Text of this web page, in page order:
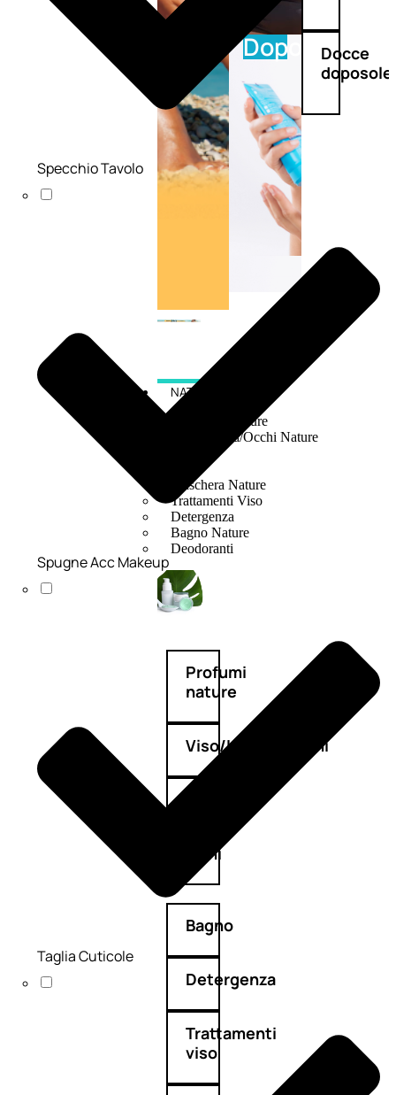
Doposole
Docce
doposole
NATURALI
Fragranze Nature
Viso/Labbra/Occhi Nature
Maschera Nature
Trattamenti Viso
Detergenza
Bagno Nature
Deodoranti
Profumi
nature
Viso/Labbra/Occhi
Mani
Bagno
Detergenza
Trattamenti
viso
Specchio Tavolo
Spugne Acc Makeup
Taglia Cuticole